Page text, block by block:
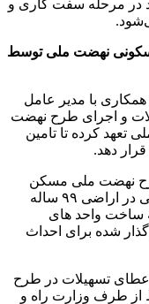
اسکلت و سقف، ۲۵ درصد در مرحله سفت کاری و
هزار واحد مسکونی نهضت ملی توسط
با مدیر عامل
و اجرای طرح نهضت
تعهد کرده تا تامین
نهضت ملی مسکن
اعم از خود مالکی، احداث پروژه‌های حمایتی در اراضی ۹۹ ساله
ساخت واحد های
شده برای احداث
تسهیلات در طرح
از طرف وزارت راه و